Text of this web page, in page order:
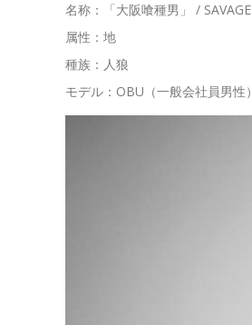
名称：「大阪喰種男」 / SAVAGE
属性：地
種族：人狼
モデル：OBU（一般会社員男性）